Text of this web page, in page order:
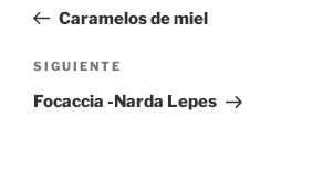
entradas
anterior:
Caramelos de miel
Siguiente
entrada
SIGUIENTE
Focaccia -Narda Lepes